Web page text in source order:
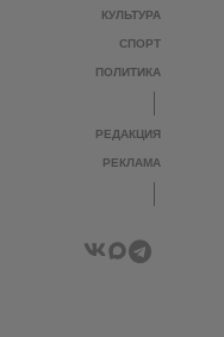
КУЛЬТУРА
СПОРТ
ПОЛИТИКА
РЕДАКЦИЯ
РЕКЛАМА